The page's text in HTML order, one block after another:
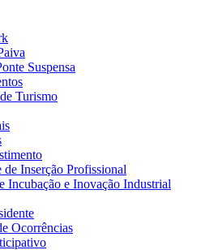
Suspensa
Turismo
Inserção Profissional
Incubação e Inovação Industrial
Ocorrências